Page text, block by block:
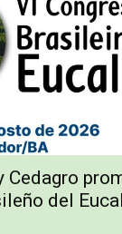
Cedagro
del